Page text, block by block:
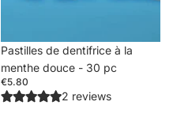
Pastilles de dentifrice à la
menthe douce - 30 pc
€5.80
2 reviews